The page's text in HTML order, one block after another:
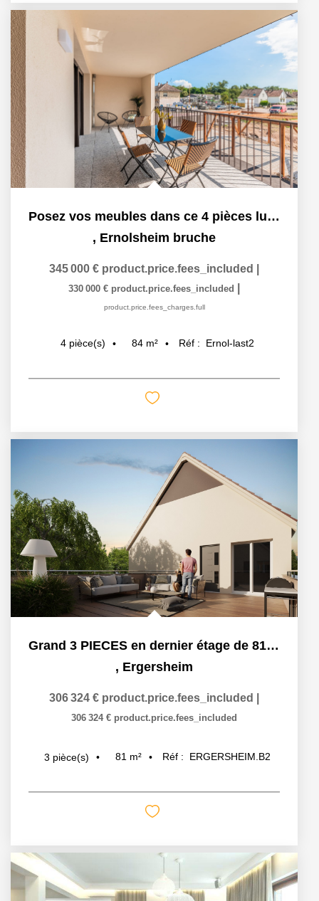
Posez vos meubles dans ce 4 pièces lumineux
, Ernolsheim bruche
345 000 € product.price.fees_included
330 000 € product.price.fees_included
product.price.fees_charges.full
4 pièce(s) 84 m² Réf : Ernol-last2
Grand 3 PIECES en dernier étage de 81 m² à 15 minutes...
, Ergersheim
306 324 € product.price.fees_included
306 324 € product.price.fees_included
3 pièce(s) 81 m² Réf : ERGERSHEIM.B2